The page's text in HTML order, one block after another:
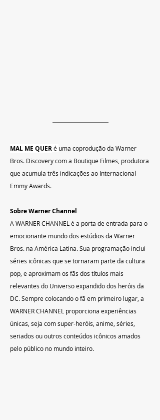
MAL ME QUER é uma coprodução da Warner
Bros. Discovery com a Boutique Filmes, produtora
que acumula três indicações ao Internacional
Emmy Awards.
Sobre Warner Channel
A WARNER CHANNEL é a porta de entrada para o
emocionante mundo dos estúdios da Warner
Bros. na América Latina. Sua programação inclui
séries icônicas que se tornaram parte da cultura
pop, e aproximam os fãs dos títulos mais
relevantes do Universo expandido dos heróis da
DC. Sempre colocando o fã em primeiro lugar, a
WARNER CHANNEL proporciona experiências
únicas, seja com super-heróis, anime, séries,
seriados ou outros conteúdos icônicos amados
pelo público no mundo inteiro.